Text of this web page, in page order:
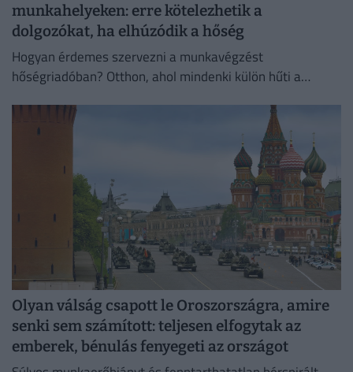
munkahelyeken: erre kötelezhetik a
dolgozókat, ha elhúzódik a hőség
Hogyan érdemes szervezni a munkavégzést
hőségriadóban? Otthon, ahol mindenki külön hűti a
irodaházban, ahol a hűtés központilag működik.
Olyan válság csapott le Oroszországra, amire
senki sem számított: teljesen elfogytak az
emberek, bénulás fenyegeti az országot